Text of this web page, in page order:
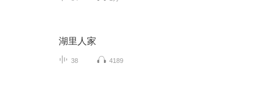
湖里人家
38 4189